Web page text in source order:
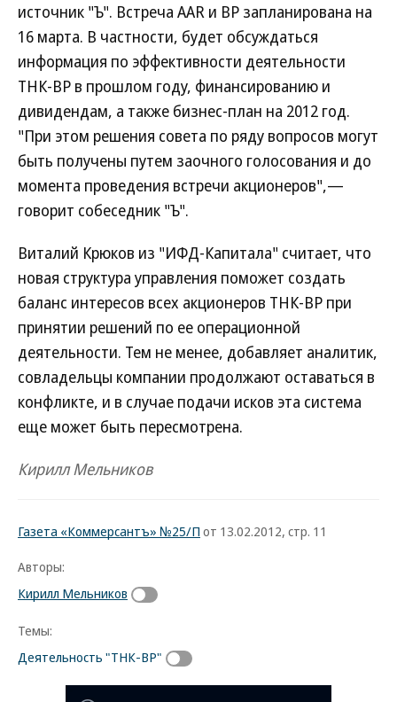
источник "Ъ". Встреча AAR и ВР запланирована на
16 марта. В частности, будет обсуждаться
информация по эффективности деятельности
ТНК-ВР в прошлом году, финансированию и
дивидендам, а также бизнес-план на 2012 год.
"При этом решения совета по ряду вопросов могут
быть получены путем заочного голосования и до
момента проведения встречи акционеров",—
говорит собеседник "Ъ".
Виталий Крюков из "ИФД-Капитала" считает, что
новая структура управления поможет создать
баланс интересов всех акционеров ТНК-ВР при
принятии решений по ее операционной
деятельности. Тем не менее, добавляет аналитик,
совладельцы компании продолжают оставаться в
конфликте, и в случае подачи исков эта система
еще может быть пересмотрена.
Кирилл Мельников
Газета «Коммерсантъ» №25/П от 13.02.2012, стр. 11
Авторы:
Кирилл Мельников
Темы:
Деятельность "ТНК-ВР"